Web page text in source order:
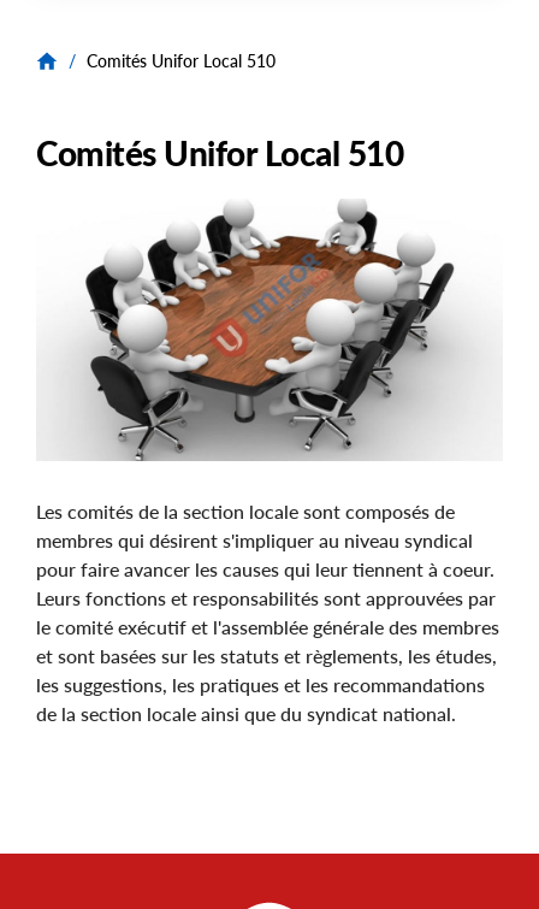
/ Comités Unifor Local 510
Comités Unifor Local 510
Les comités de la section locale sont composés de
membres qui désirent s'impliquer au niveau syndical
pour faire avancer les causes qui leur tiennent à coeur.
Leurs fonctions et responsabilités sont approuvées par
le comité exécutif et l'assemblée générale des membres
et sont basées sur les statuts et règlements, les études,
les suggestions, les pratiques et les recommandations
de la section locale ainsi que du syndicat national.